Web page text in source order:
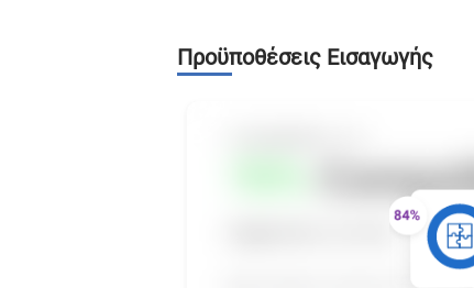
Προϋποθέσεις Εισαγωγής